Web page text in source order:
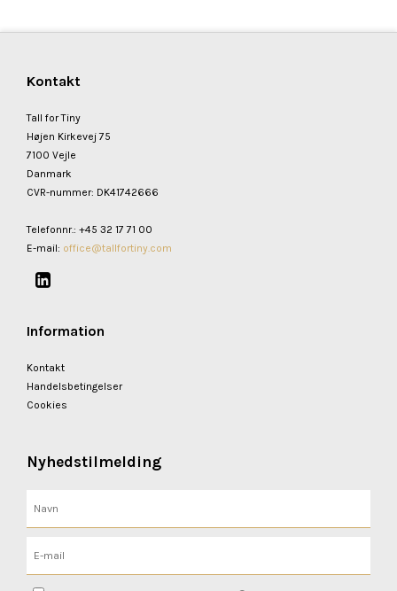
Kontakt
Tall for Tiny
Højen Kirkevej 75
7100 Vejle
Danmark
CVR-nummer: DK41742666
Telefonnr.: +45 32 17 71 00
E-mail: office@tallfortiny.com
Information
Kontakt
Handelsbetingelser
Cookies
Nyhedstilmelding